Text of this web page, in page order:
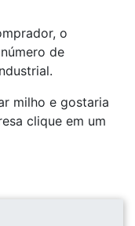
o
de
milho e gostaria
clique em um